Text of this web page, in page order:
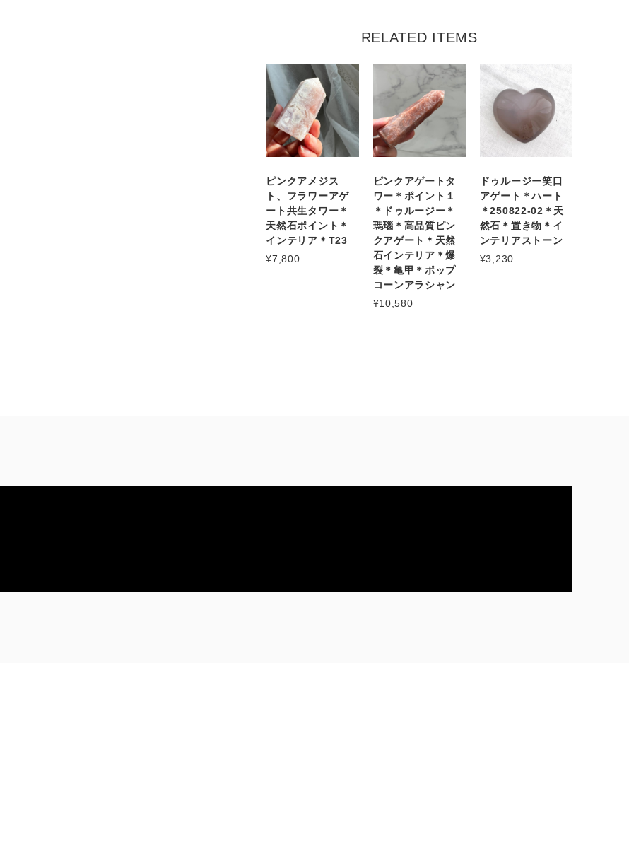
RELATED ITEMS
ピンクアメジス
ト、フラワーアゲ
ート共生タワー＊
天然石ポイント＊
インテリア＊T23
¥7,800
ピンクアゲートタ
ワー＊ポイント１
＊ドゥルージー＊
瑪瑙＊高品質ピン
クアゲート＊天然
石インテリア＊爆
裂＊亀甲＊ポップ
コーンアラシャン
¥10,580
ドゥルージー笑口
アゲート＊ハート
＊250822-02＊天
然石＊置き物＊イ
ンテリアストーン
¥3,230